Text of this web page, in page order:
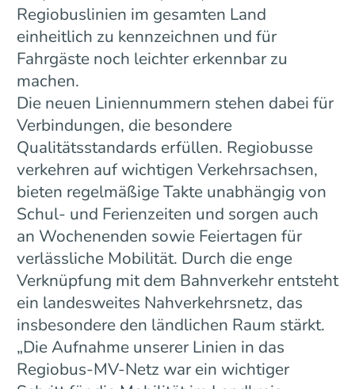
Regiobuslinien im gesamten Land
einheitlich zu kennzeichnen und für
Fahrgäste noch leichter erkennbar zu
machen.
Die neuen Liniennummern stehen dabei für
Verbindungen, die besondere
Qualitätsstandards erfüllen. Regiobusse
verkehren auf wichtigen Verkehrsachsen,
bieten regelmäßige Takte unabhängig von
Schul- und Ferienzeiten und sorgen auch
an Wochenenden sowie Feiertagen für
verlässliche Mobilität. Durch die enge
Verknüpfung mit dem Bahnverkehr entsteht
ein landesweites Nahverkehrsnetz, das
insbesondere den ländlichen Raum stärkt.
„Die Aufnahme unserer Linien in das
Regiobus-MV-Netz war ein wichtiger